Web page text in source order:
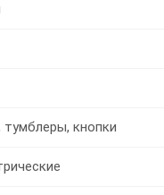
кнопки